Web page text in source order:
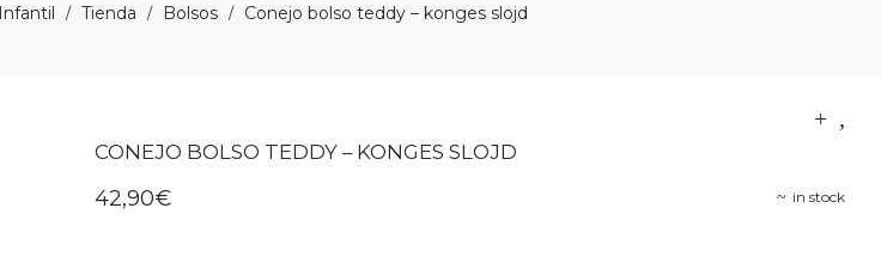
/ Tienda / Bolsos / Conejo bolso teddy – konges slojd
CONEJO BOLSO TEDDY – KONGES SLOJD
in stock
42,90€